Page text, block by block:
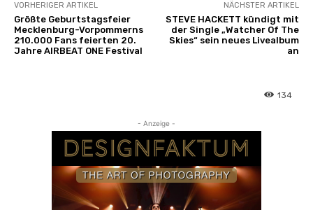
VORHERIGER ARTIKEL
Größte Geburtstagsfeier
Mecklenburg-Vorpommerns
210.000 Fans feierten 20.
Jahre AIRBEAT ONE Festival
NÄCHSTER ARTIKEL
STEVE HACKETT kündigt mit
der Single „Watcher Of The
Skies“ sein neues Livealbum
an
134
- Anzeige -